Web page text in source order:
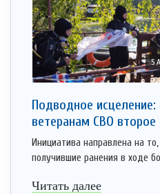
5
Подводное исцеление:
ветеранам СВО второе
Инициатива направлена на
получившие ранения в ходе
Читать далее